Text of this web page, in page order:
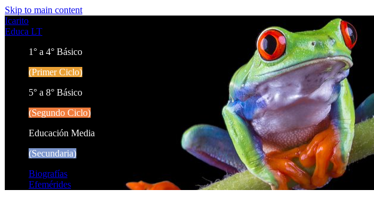
Skip to main content
Icarito
Educa LT
1° a 4° Básico
(Primer Ciclo)
5° a 8° Básico
(Segundo Ciclo)
Educación Media
(Secundaria)
Biografías
Efemérides